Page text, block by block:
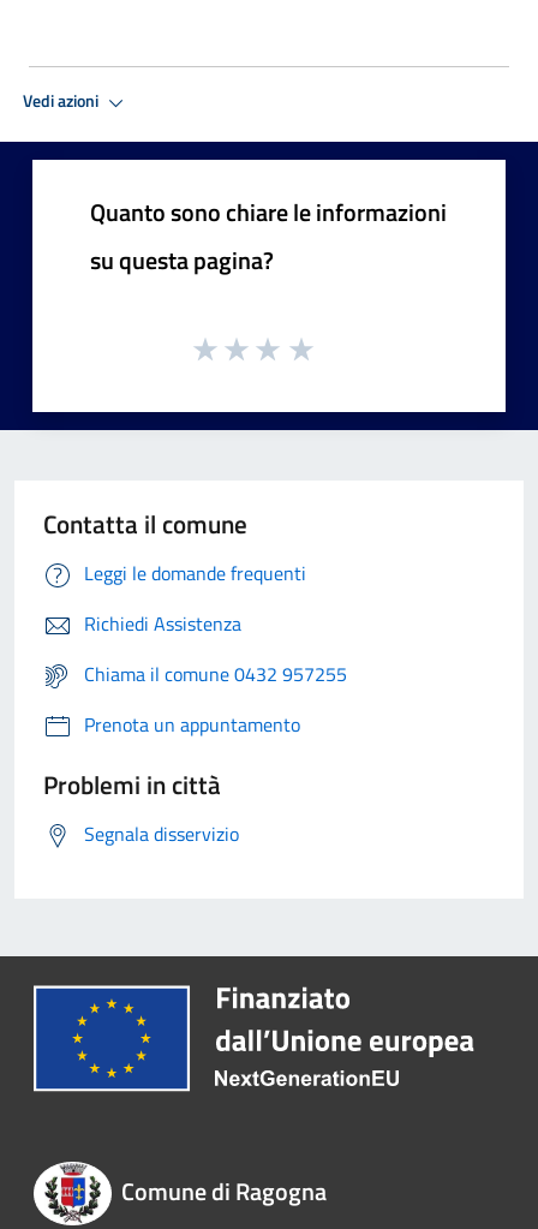
Vedi azioni
Quanto sono chiare le informazioni
su questa pagina?
Contatta il comune
Leggi le domande frequenti
Richiedi Assistenza
Chiama il comune 0432 957255
Prenota un appuntamento
Problemi in città
Segnala disservizio
Comune di Ragogna